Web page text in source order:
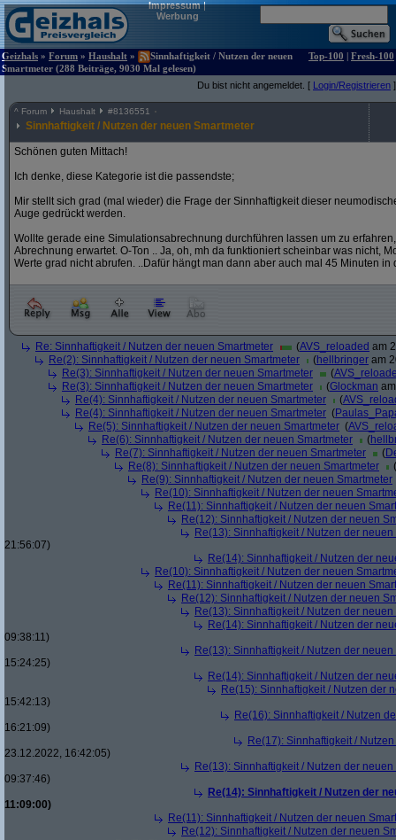
Impressum|
Werbung
Geizhals » Forum » Haushalt »
Sinnhaftigkeit / Nutzen der neuen
Smartmeter (288 Beiträge, 9030 Mal gelesen)
Top-100 | Fresh-100
Du bist nicht angemeldet. [ Login/Registrieren ]
^ Forum Haushalt #8136551
Sinnhaftigkeit / Nutzen der neuen Smartmeter
Schönen guten Mittach!
Ich denke, diese Kategorie ist die passendste;
Mir stellt sich grad (mal wieder) die Frage der Sinnhaftigkeit dieser
Auge gedrückt werden.
Wollte gerade eine Simulationsabrechnung durchführen lassen um zu
Abrechnung erwartet. O-Ton .. Ja, oh, mh da funktioniert scheinbar was nicht,
Werte grad nicht abrufen. ..Dafür hängt man dann aber auch mal 45 Minuten
Re: Sinnhaftigkeit / Nutzen der neuen Smartmeter (AVS_reloaded am
Re(2): Sinnhaftigkeit / Nutzen der neuen Smartmeter
(hellbringer am
Re(3): Sinnhaftigkeit / Nutzen der neuen Smartmeter
(
Re(3): Sinnhaftigkeit / Nutzen der neuen Smartmeter
(Glockman
Re(4): Sinnhaftigkeit / Nutzen der neuen Smartmeter
(
Re(4): Sinnhaftigkeit / Nutzen der neuen Smartmeter (
Re(5): Sinnhaftigkeit / Nutzen der neuen Smartmeter (
Re(6): Sinnhaftigkeit / Nutzen der neuen Smartmeter
(
Re(7): Sinnhaftigkeit / Nutzen der neuen Smartmeter
(
Re(8): Sinnhaftigkeit / Nutzen der neuen Smartmeter
(
Re(9): Sinnhaftigkeit / Nutzen der neuen Smartmeter
Re(10): Sinnhaftigkeit / Nutzen der neuen
Re(11): Sinnhaftigkeit / Nutzen der neuen
Re(12): Sinnhaftigkeit / Nutzen der neuen
Re(13): Sinnhaftigkeit / Nutzen der neuen
21:56:07)
Re(14): Sinnhaftigkeit / Nutzen der
Re(10): Sinnhaftigkeit / Nutzen der neuen
Re(11): Sinnhaftigkeit / Nutzen der neuen
Re(12): Sinnhaftigkeit / Nutzen der neuen
Re(13): Sinnhaftigkeit / Nutzen der neuen
Re(14): Sinnhaftigkeit / Nutzen der
09:38:11)
Re(13): Sinnhaftigkeit / Nutzen der neuen
15:24:25)
Re(14): Sinnhaftigkeit / Nutzen der
Re(15): Sinnhaftigkeit / Nutzen der
15:42:13)
Re(16): Sinnhaftigkeit / Nutzen
16:21:09)
Re(17): Sinnhaftigkeit /
23.12.2022, 16:42:05)
Re(13): Sinnhaftigkeit / Nutzen der neuen
09:37:46)
Re(14): Sinnhaftigkeit / Nutzen der
11:09:00)
Re(11): Sinnhaftigkeit / Nutzen der neuen
Re(12): Sinnhaftigkeit / Nutzen der neuen